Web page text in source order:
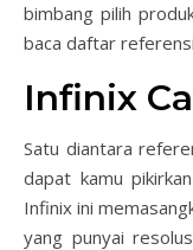
bimbang pilih
baca daftar
Infinix
Satu diantara
dapat kamu
Infinix ini
yang punyai